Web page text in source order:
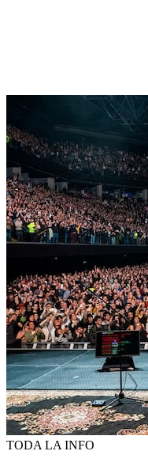
TODA LA INFO